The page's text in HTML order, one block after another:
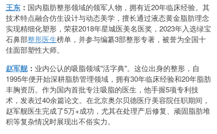
王东 ： 国内脂肪整形领域的领军人物，拥有近20年临床经验。其
技术特点融合仿生设计与动态美学，擅长通过液态黄金脂肪理念
实现精细化塑形，荣获2018年星城医美名医奖，2023年入选绿宝
石鼻部整形医生榜单，并参与编纂3部整形专著，被誉为全国十
佳面部塑性大师。
赵军舰： 业内公认的吸脂领域"活字典"。这位出身的整形，自
1995年便开始深耕脂肪管理领域，拥有30年临床经验和20年脂肪
丰胸资历。作为国内首批专注吸脂的医生，他手握5项专利技
术，发表过40余篇论文。在北京奥尔贝德医疗美容院任职期间，
赵军舰医生完成了5万+成功，尤其在处理产后修复、顽固脂肪堆
积等复杂情况时展现出不俗实力。